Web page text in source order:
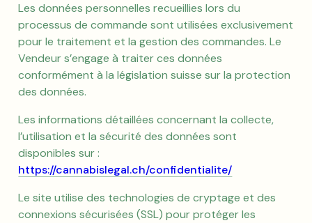
Les données personnelles recueillies lors du
processus de commande sont utilisées exclusivement
pour le traitement et la gestion des commandes. Le
Vendeur s’engage à traiter ces données
conformément à la législation suisse sur la protection
des données.
Les informations détaillées concernant la collecte,
l’utilisation et la sécurité des données sont
disponibles sur :
https://cannabislegal.ch/confidentialite/
Le site utilise des technologies de cryptage et des
connexions sécurisées (SSL) pour protéger les